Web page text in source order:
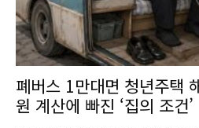
폐버스 1만대면 청년주택
원 계산에 빠진 ‘집의 조건’